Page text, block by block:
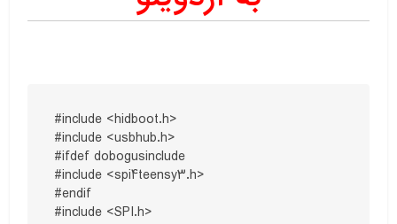
#include <hidboot.h>
#include <usbhub.h>
#ifdef dobogusinclude
#include <spi4teensy3.h>
#endif
#include <SPI.h>